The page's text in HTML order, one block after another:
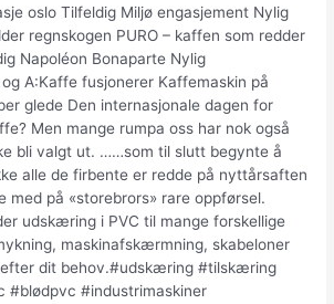
oslo Tilfeldig Miljø engasjement Nylig
regnskogen PURO – kaffen som redder
Napoléon Bonaparte Nylig
A:Kaffe fusjonerer Kaffemaskin på
glede Den internasjonale dagen for
Men mange rumpa oss har nok også
bli valgt ut. ……som til slutt begynte å
alle de firbente er redde på nyttårsaften
med på «storebrors» rare oppførsel.
udskæring i PVC til mange forskellige
maskinafskærmning, skabeloner
dit behov.#udskæring #tilskæring
#blødpvc #industrimaskiner